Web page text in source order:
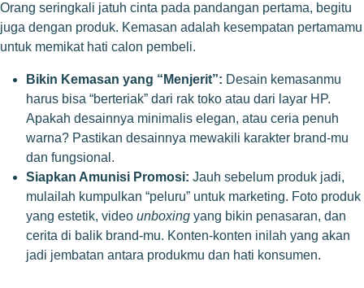
Orang seringkali jatuh cinta pada pandangan pertama, begitu
juga dengan produk. Kemasan adalah kesempatan pertamamu
untuk memikat hati calon pembeli.
Bikin Kemasan yang “Menjerit”: Desain kemasanmu
harus bisa “berteriak” dari rak toko atau dari layar HP.
Apakah desainnya minimalis elegan, atau ceria penuh
warna? Pastikan desainnya mewakili karakter brand-mu
dan fungsional.
Siapkan Amunisi Promosi: Jauh sebelum produk jadi,
mulailah kumpulkan “peluru” untuk marketing. Foto produk
yang estetik, video unboxing yang bikin penasaran, dan
cerita di balik brand-mu. Konten-konten inilah yang akan
jadi jembatan antara produkmu dan hati konsumen.